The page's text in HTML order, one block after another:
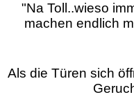
"Na Toll..wieso
machen endlich
Als die Türen sich